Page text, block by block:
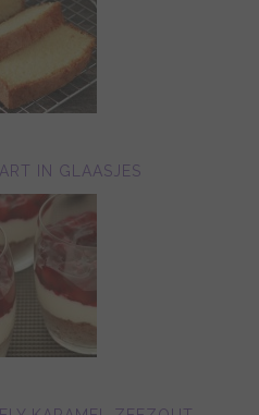
IN GLAASJES